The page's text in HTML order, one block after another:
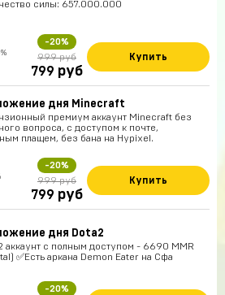
силы: 657.000.000
-20%
999 руб
799 руб
Купить
дня Minecraft
премиум аккаунт Minecraft без
вопроса, с доступом к почте,
плащем, без бана на Hypixel.
-20%
999 руб
799 руб
Купить
дня Dota2
аккаунт с полным доступом - 6690 MMR
✅Есть аркана Demon Eater на Сфа
-20%